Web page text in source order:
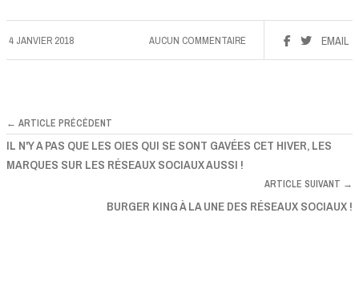
4 JANVIER 2018 EMAIL
AUCUN COMMENTAIRE
← ARTICLE PRÉCÉDENT
IL N'Y A PAS QUE LES OIES QUI SE SONT GAVÉES CET HIVER, LES
MARQUES SUR LES RÉSEAUX SOCIAUX AUSSI !
ARTICLE SUIVANT →
BURGER KING À LA UNE DES RÉSEAUX SOCIAUX !